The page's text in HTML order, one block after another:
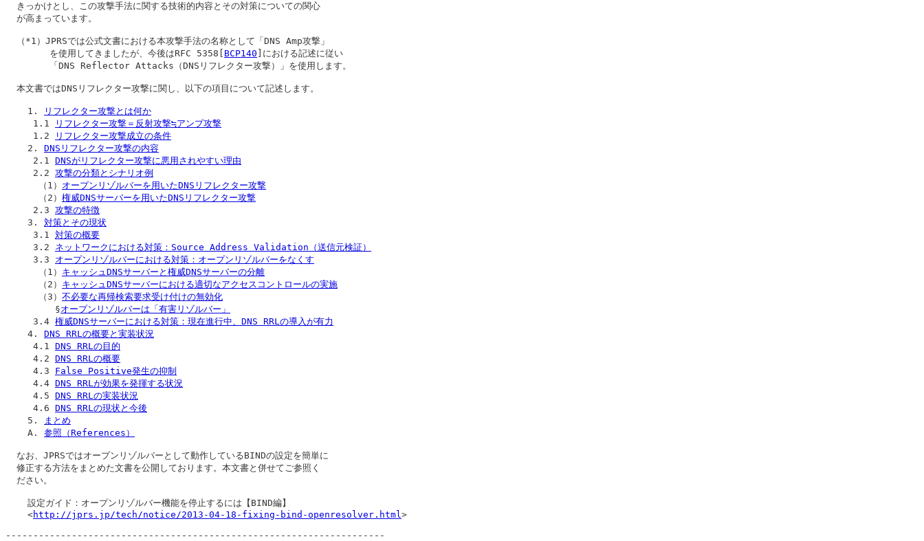
  きっかけとし、この攻撃手法に関する技術的内容とその対策についての関心
  が高まっています。
  （*1）JPRSでは公式文書における本攻撃手法の名称として「DNS Amp攻撃」
        を使用してきましたが、今後はRFC 5358[
BCP140 ]における記述に従い
        「DNS Reflector Attacks（DNSリフレクター攻撃）」を使用します。
  本文書ではDNSリフレクター攻撃に関し、以下の項目について記述します。
    1.
リフレクター攻撃とは何か
     1.1
リフレクター攻撃＝反射攻撃≒アンプ攻撃
     1.2
リフレクター攻撃成立の条件
    2.
DNSリフレクター攻撃の内容
     2.1
DNSがリフレクター攻撃に悪用されやすい理由
     2.2
攻撃の分類とシナリオ例
      （1）
オープンリゾルバーを用いたDNSリフレクター攻撃
      （2）
権威DNSサーバーを用いたDNSリフレクター攻撃
     2.3
攻撃の特徴
    3.
対策とその現状
     3.1
対策の概要
     3.2
ネットワークにおける対策：Source Address Validation（送信元検証）
     3.3
オープンリゾルバーにおける対策：オープンリゾルバーをなくす
      （1）
キャッシュDNSサーバーと権威DNSサーバーの分離
      （2）
キャッシュDNSサーバーにおける適切なアクセスコントロールの実施
      （3）
不必要な再帰検索要求受け付けの無効化
         §
オープンリゾルバーは「有害リゾルバー」
     3.4
権威DNSサーバーにおける対策：現在進行中、DNS RRLの導入が有力
    4.
DNS RRLの概要と実装状況
     4.1
DNS RRLの目的
     4.2
DNS RRLの概要
     4.3
False Positive発生の抑制
     4.4
DNS RRLが効果を発揮する状況
     4.5
DNS RRLの実装状況
     4.6
DNS RRLの現状と今後
    5.
まとめ
    A.
参照（References）
  なお、JPRSではオープンリゾルバーとして動作しているBINDの設定を簡単に
  修正する方法をまとめた文書を公開しております。本文書と併せてご参照く
  ださい。
    設定ガイド：オープンリゾルバー機能を停止するには【BIND編】
    <
http://jprs.jp/tech/notice/2013-04-18-fixing-bind-openresolver.html>
---------------------------------------------------------------------